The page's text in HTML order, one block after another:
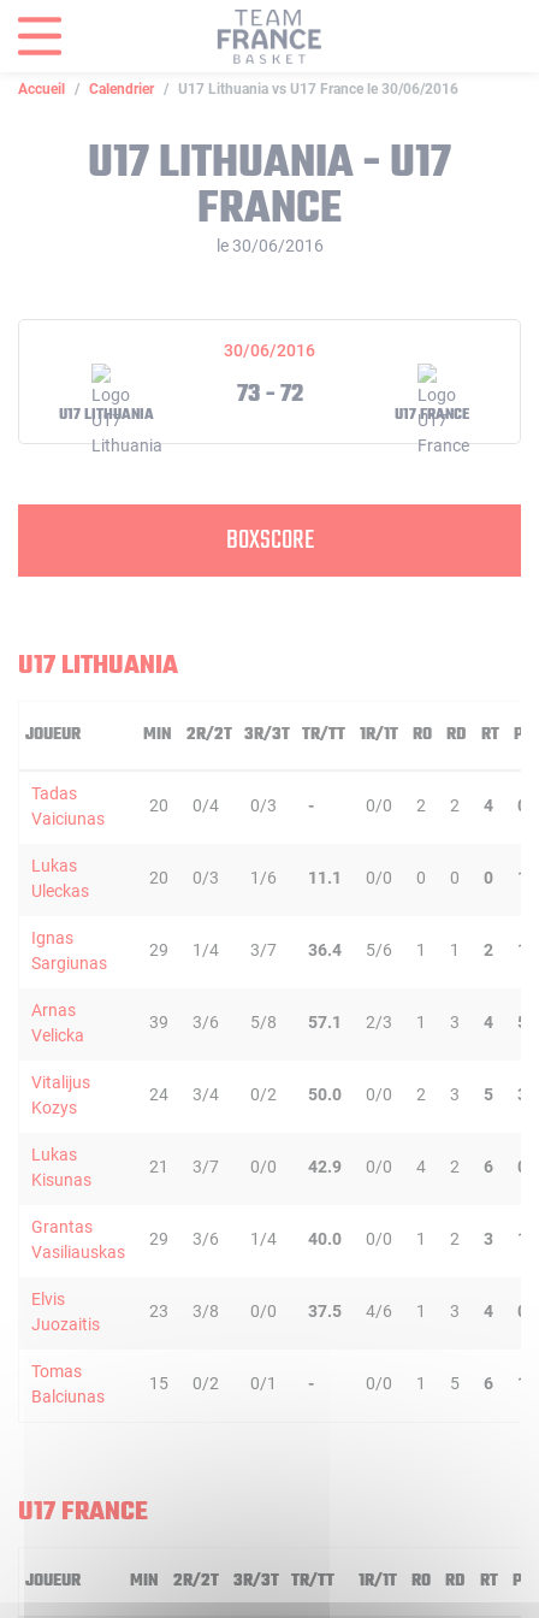
Accueil Calendrier U17 Lithuania vs U17 France le 30/06/2016
U17 LITHUANIA - U17
FRANCE
le 30/06/2016
30/06/2016
U17 LITHUANIA
73 - 72
U17 FRANCE
BOXSCORE
U17 LITHUANIA
JOUEUR MIN 2R/2T 3R/3T TR/TT 1R/1T RO RD RT PD
Tadas
Vaiciunas
20 0/4 0/3 - 0/0 2 2 4 0
Lukas
Uleckas
20 0/3 1/6 11.1 0/0 0 0 0 1
Ignas
Sargiunas
29 1/4 3/7 36.4 5/6 1 1 2 1
Arnas
Velicka
39 3/6 5/8 57.1 2/3 1 3 4 5
Vitalijus
Kozys
24 3/4 0/2 50.0 0/0 2 3 5 3
Lukas
Kisunas
21 3/7 0/0 42.9 0/0 4 2 6 0
Grantas
Vasiliauskas
29 3/6 1/4 40.0 0/0 1 2 3 1
Elvis
Juozaitis
23 3/8 0/0 37.5 4/6 1 3 4 0
Tomas
Balciunas
15 0/2 0/1 - 0/0 1 5 6 1
U17 FRANCE
JOUEUR MIN 2R/2T 3R/3T TR/TT 1R/1T RO RD RT PD
Panneau de gestion des cookies